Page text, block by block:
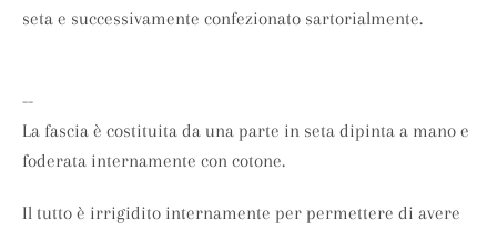
seta e successivamente confezionato sartorialmente.​
--
La fascia è costituita da una parte in seta dipinta a mano e
foderata internamente con cotone.
Il tutto è irrigidito internamente per permettere di avere